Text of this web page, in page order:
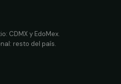
CDMX y EdoMex.
resto del país.